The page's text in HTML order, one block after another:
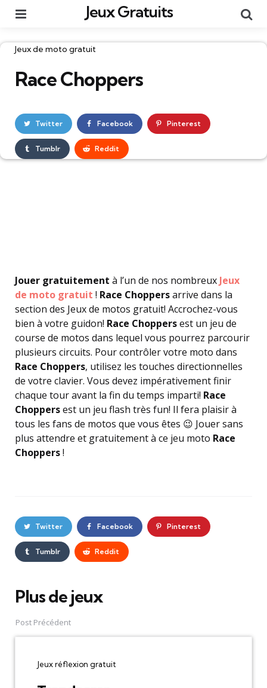
Jeux Gratuits
Catégories
Jeux de moto gratuit
Race Choppers
Twitter Facebook Pinterest
Tumblr Reddit
Jouer gratuitement à l’un de nos nombreux Jeux
de moto gratuit ! Race Choppersarrive dans la
section des Jeux de motos gratuit! Accrochez-vous
bien à votre guidon! Race Choppersest un jeu de
course de motos dans lequel vous pourrez parcourir
plusieurs circuits. Pour contrôler votre moto dans
Race Choppers, utilisez les touches directionnelles
de votre clavier. Vous devez impérativement finir
chaque tour avant la fin du temps imparti! Race
Choppersest un jeu flash très fun! Il fera plaisir à
tous les fans de motos que vous êtes 😉 Jouer sans
plus attendre et gratuitement à ce jeu moto Race
Choppers!
Twitter Facebook Pinterest
Tumblr Reddit
Plus de jeux
Post
navigation
Post Précédent
Jeux réflexion gratuit